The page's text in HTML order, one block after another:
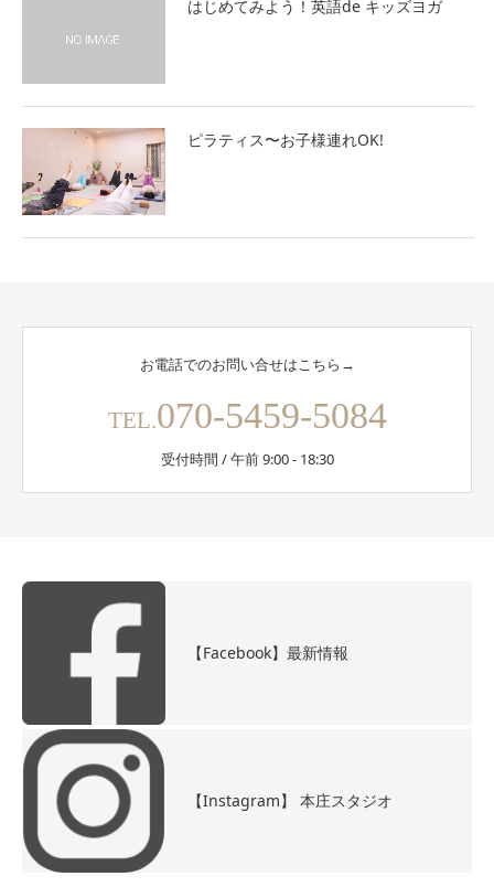
はじめてみよう！英語de キッズヨガ
ピラティス〜お子様連れOK!
お電話でのお問い合せはこちら→
TEL.070-5459-5084
受付時間 / 午前 9:00 - 18:30
【Facebook】最新情報
【Instagram】 本庄スタジオ